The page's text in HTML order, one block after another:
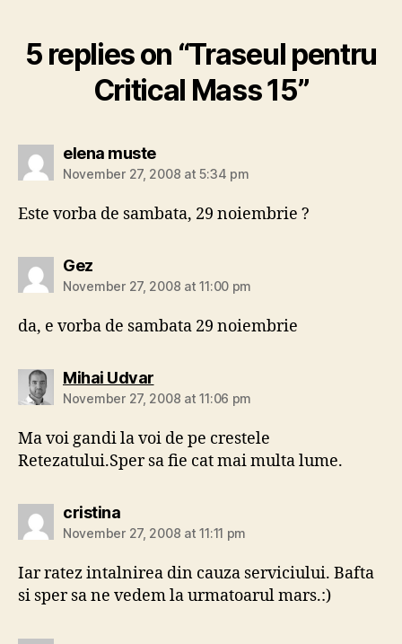
5 replies on “Traseul pentru
Critical Mass 15”
elena mustesays:
November 27, 2008 at 5:34 pm
Este vorba de sambata, 29 noiembrie ?
Gezsays:
November 27, 2008 at 11:00 pm
da, e vorba de sambata 29 noiembrie
Mihai Udvarsays:
November 27, 2008 at 11:06 pm
Ma voi gandi la voi de pe crestele
Retezatului.Sper sa fie cat mai multa lume.
cristinasays:
November 27, 2008 at 11:11 pm
Iar ratez intalnirea din cauza serviciului. Bafta
si sper sa ne vedem la urmatoarul mars.:)